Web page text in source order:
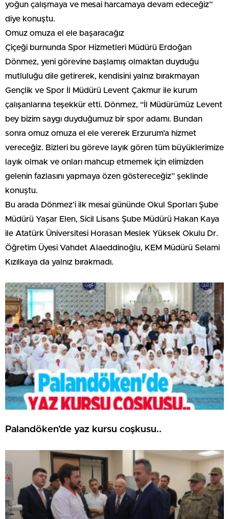
yoğun çalışmaya ve mesai harcamaya devam edeceğiz”
diye konuştu.
Omuz omuza el ele başaracağız
Çiçeği burnunda Spor Hizmetleri Müdürü Erdoğan
Dönmez, yeni görevine başlamış olmaktan duyduğu
mutluluğu dile getirerek, kendisini yalnız bırakmayan
Gençlik ve Spor İl Müdürü Levent Çakmur ile kurum
çalışanlarına teşekkür etti. Dönmez, “İl Müdürümüz Levent
bey bizim saygı duyduğumuz bir spor adamı. Bundan
sonra omuz omuza el ele vererek Erzurum’a hizmet
vereceğiz. Bizleri bu göreve layık gören tüm büyüklerimize
layık olmak ve onları mahcup etmemek için elimizden
gelenin fazlasını yapmaya özen göstereceğiz” şeklinde
konuştu.
Bu arada Dönmez’i ilk mesai gününde Okul Sporları Şube
Müdürü Yaşar Elen, Sicil Lisans Şube Müdürü Hakan Kaya
ile Atatürk Üniversitesi Horasan Meslek Yüksek Okulu Dr.
Öğretim Üyesi Vahdet Alaeddinoğlu, KEM Müdürü Selami
Kızılkaya da yalnız bırakmadı.
Palandöken’de yaz kursu coşkusu..